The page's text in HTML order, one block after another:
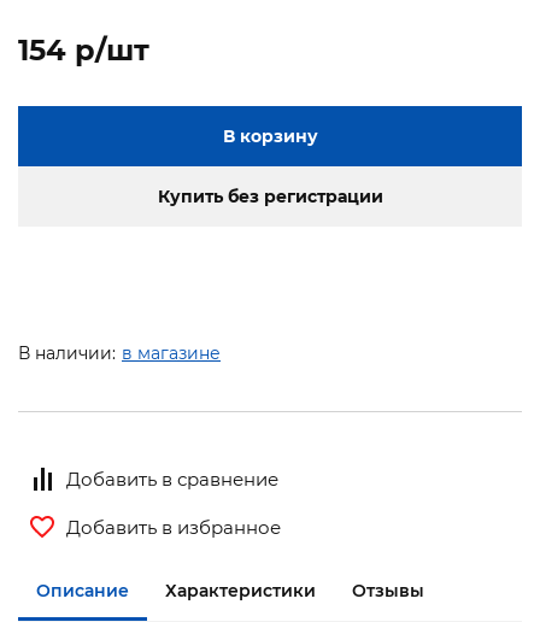
154 p/шт
В корзину
Купить без регистрации
В наличии: в магазине
Добавить в сравнение
Добавить в избранное
Описание Характеристики Отзывы